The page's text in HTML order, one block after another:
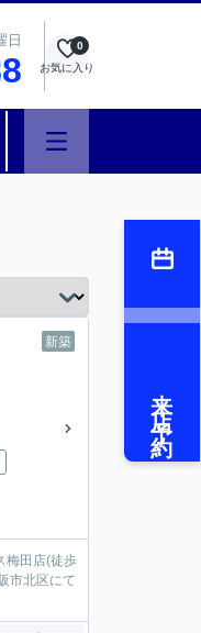
日
お気に入り
0
新築
梅田店(徒歩
市北区にて
来店予約